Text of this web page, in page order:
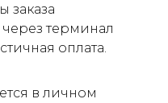
заказа
терминал
оплата.
в личном